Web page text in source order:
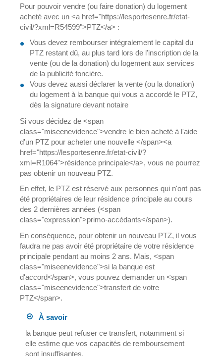
Pour pouvoir vendre (ou faire donation) du logement
acheté avec un <a href="https://lesportesenre.fr/etat-
civil/?xml=R54599">PTZ</a> :
Vous devez rembourser intégralement le capital du
PTZ restant dû, au plus tard lors de l'inscription de la
vente (ou de la donation) du logement aux services
de la publicité foncière.
Vous devez aussi déclarer la vente (ou la donation)
du logement à la banque qui vous a accordé le PTZ,
dès la signature devant notaire
Si vous décidez de <span
class="miseenevidence">vendre le bien acheté à l'aide
d'un PTZ pour acheter une nouvelle </span><a
href="https://lesportesenre.fr/etat-civil/?
xml=R1064">résidence principale</a>, vous ne pourrez
pas obtenir un nouveau PTZ.
En effet, le PTZ est réservé aux personnes qui n'ont pas
été propriétaires de leur résidence principale au cours
des 2 dernières années (<span
class="expression">primo-accédants</span>).
En conséquence, pour obtenir un nouveau PTZ, il vous
faudra ne pas avoir été propriétaire de votre résidence
principale pendant au moins 2 ans. Mais, <span
class="miseenevidence">si la banque est
d'accord</span>, vous pouvez demander un <span
class="miseenevidence">transfert de votre
PTZ</span>.
À savoir
la banque peut refuser ce transfert, notamment si
elle estime que vos capacités de remboursement
sont insuffisantes.